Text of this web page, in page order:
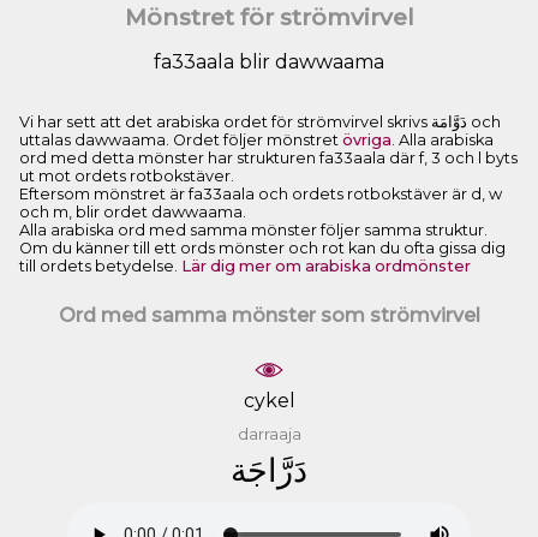
Mönstret för strömvirvel
fa33aala blir dawwaama
Vi har sett att det arabiska ordet för strömvirvel skrivs ﺩَﻭَّﺍﻣَﺔ och
uttalas dawwaama. Ordet följer mönstret övriga . Alla arabiska
ord med detta mönster har strukturen fa33aala där f, 3 och l byts
ut mot ordets rotbokstäver.
Eftersom mönstret är fa33aala och ordets rotbokstäver är d, w
och m, blir ordet dawwaama.
Alla arabiska ord med samma mönster följer samma struktur.
Om du känner till ett ords mönster och rot kan du ofta gissa dig
till ordets betydelse. Lär dig mer om arabiska ordmönster
Ord med samma mönster som strömvirvel
cykel
darraaja
ﺩَﺭَّﺍﺟَﺔ